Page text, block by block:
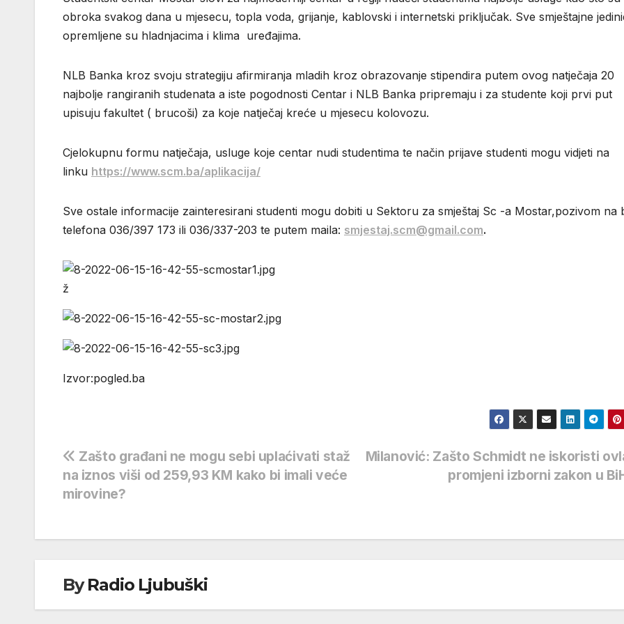
obroka svakog dana u mjesecu, topla voda, grijanje, kablovski i internetski priključak. Sve smještajne
opremljene su hladnjacima i klima uređajima.
NLB Banka kroz svoju strategiju afirmiranja mladih kroz obrazovanje stipendira putem ovog natječaja 20
najbolje rangiranih studenata a iste pogodnosti Centar i NLB Banka pripremaju i za studente koji prvi put
upisuju fakultet ( brucoši) za koje natječaj kreće u mjesecu kolovozu.
Cjelokupnu formu natječaja, usluge koje centar nudi studentima te način prijave studenti mogu vidjeti na
linku https://www.scm.ba/aplikacija/
Sve ostale informacije zainteresirani studenti mogu dobiti u Sektoru za smještaj Sc -a Mostar,pozivom na
telefona 036/397 173 ili 036/337-203 te putem maila: smjestaj.scm@gmail.com.
ž
Izvor:pogled.ba
Navigacija
objava
Milanović: Zašto Schmidt ne iskoristi
promjeni izborni zakon u
Zašto građani ne mogu sebi uplaćivati staž
na iznos viši od 259,93 KM kako bi imali veće
mirovine?
ByRadio Ljubuški